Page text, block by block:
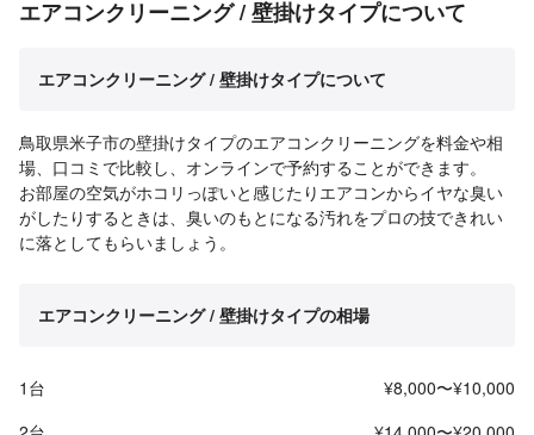
エアコンクリーニング / 壁掛けタイプについて
エアコンクリーニング / 壁掛けタイプについて
鳥取県米子市の壁掛けタイプのエアコンクリーニングを料金や相
場、口コミで比較し、オンラインで予約することができます。
お部屋の空気がホコリっぽいと感じたりエアコンからイヤな臭い
がしたりするときは、臭いのもとになる汚れをプロの技できれい
に落としてもらいましょう。
エアコンクリーニング / 壁掛けタイプの相場
1台
¥8,000〜¥10,000